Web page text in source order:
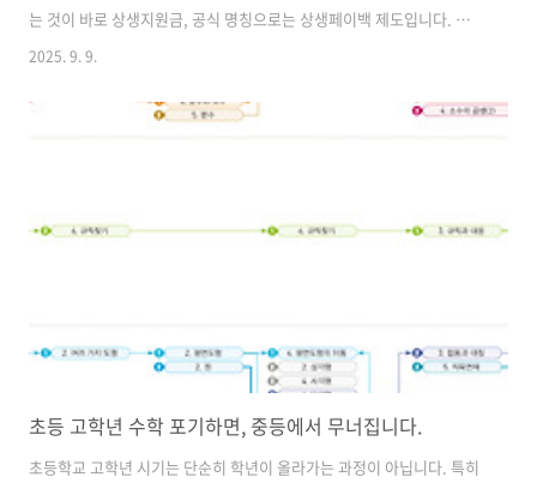
는 것이 바로 상생지원금, 공식 명칭으로는 상생페이백 제도입니다. 이
제도는 소비를 늘려 민생경제를 활성화하고, 어려운 시기를 보내는 소상
증가분의 일부를 돌려주는 방식이라고 할 수 있습니다. 그러니까 다시 말
백(상생지원금) 제도의 핵심대상 기간: 2025년 9월 1일 ~ 11..
2025. 9. 9.
초등 고학년 수학 포기하면, 중등에서 무너집니다.
초등학교 고학년 시기는 단순히 학년이 올라가는 과정이 아닙니다. 특히